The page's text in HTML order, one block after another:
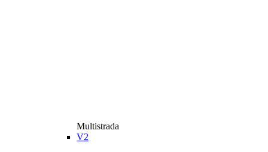
Multistrada
V2